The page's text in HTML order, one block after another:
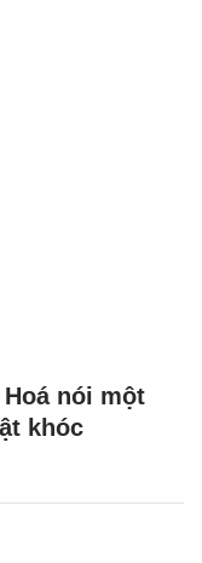
nói một
khóc